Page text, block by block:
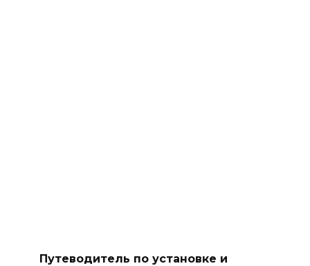
Путеводитель по установке и